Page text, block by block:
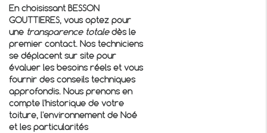
En choisissant BESSON
GOUTTIERES, vous optez pour
une transparence totaledès le
premier contact. Nos techniciens
se déplacent sur site pour
évaluer les besoins réels et vous
fournir des conseils techniques
approfondis. Nous prenons en
compte l'historique de votre
toiture, l'environnement de Noé
et les particularités